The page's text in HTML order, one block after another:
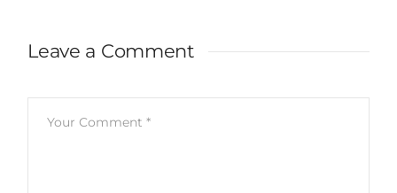
Leave a Comment